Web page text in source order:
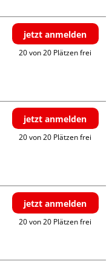
jetzt anmelden
20 von 20 Plätzen frei
jetzt anmelden
20 von 20 Plätzen frei
jetzt anmelden
20 von 20 Plätzen frei